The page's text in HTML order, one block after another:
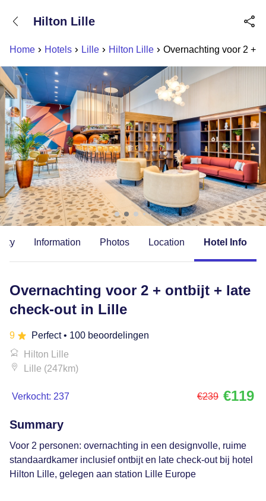
Available until 23:00
Home Hotels Lille Hilton Lille Overnachting voor 2 +
Hilton Lille
Information Photos Location Hotel Info
Overnachting voor 2 + ontbijt + late
check-out in Lille
9 Perfect• 100 beoordelingen
Hilton Lille
Lille (247km)
Verkocht: 237 €239 €119
Summary
Voor 2 personen: overnachting in een designvolle, ruime
standaardkamer inclusief ontbijt en late check-out bij hotel
Hilton Lille, gelegen aan station Lille Europe